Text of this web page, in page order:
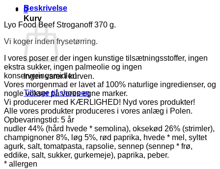
0
Kurv
Ingen varer i kurven.
Tilbage til shoppen
Beskrivelse
Lyo Food Beef Stroganoff 370 g.
Vi koger inden frysetørring.
I vores poser er der ingen kunstige tilsætningsstoffer, ingen
ekstra sukker, ingen palmeolie og ingen
konserveringsmidler!
Vores morgenmad er lavet af 100% naturlige ingredienser, og
nogle vokser på vores egne marker.
Vi producerer med KÆRLIGHED! Nyd vores produkter!
Alle vores produkter produceres i vores anlæg i Polen.
Opbevaringstid: 5 år
nudler 44% (hård hvede * semolina), oksekød 26% (strimler),
champignoner 8%, løg 5%, rød paprika, hvede * mel, syltet
agurk, salt, tomatpasta, rapsolie, sennep (sennep * frø,
eddike, salt, sukker, gurkemeje), paprika, peber.
* allergen